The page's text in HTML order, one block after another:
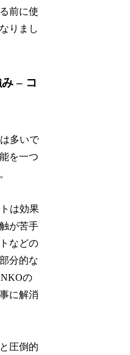
前に使
りまし
– コ
多いで
を一つ
は効果
が苦手
などの
分的な
の
に解消
圧倒的